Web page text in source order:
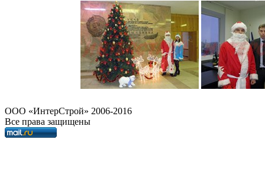
OOO «ИнтерСтрой» 2006-2016
Все права защищены